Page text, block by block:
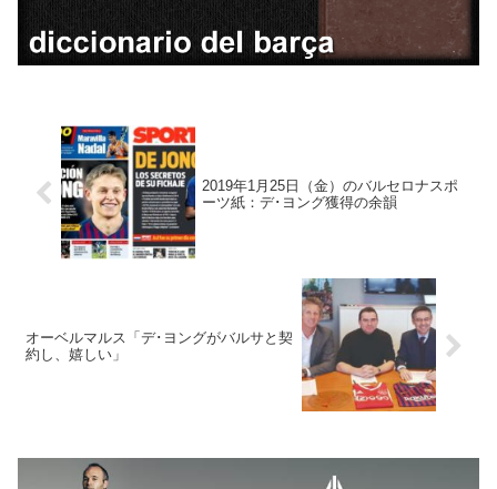
2019年1月25日（金）のバルセロナスポ
ーツ紙：デ･ヨング獲得の余韻
オーベルマルス「デ･ヨングがバルサと契
約し、嬉しい」